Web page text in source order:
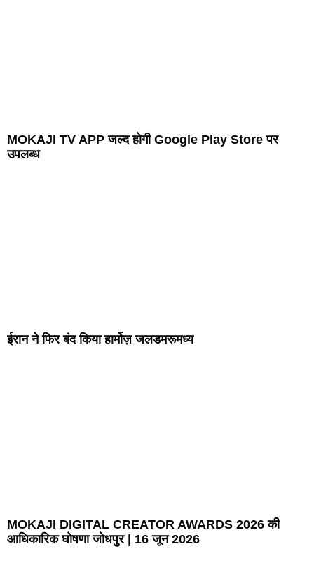
MOKAJI TV APP जल्द होगी Google Play Store पर
उपलब्ध
ईरान ने फिर बंद किया हार्मोज़ जलडमरूमध्य
MOKAJI DIGITAL CREATOR AWARDS 2026 की
आधिकारिक घोषणा जोधपुर | 16 जून 2026